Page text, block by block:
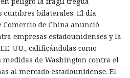
cumbres bilaterales. El día
de China anunció
empresas estadounidenses y la
UU., calificándolas como
medidas de Washington contra el
al mercado estadounidense. El